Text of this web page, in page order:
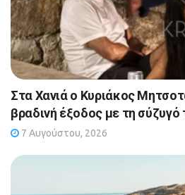
Στα Χανιά ο Κυριάκος
βραδινή έξοδος με τη
7 Αυγούστου, 2026